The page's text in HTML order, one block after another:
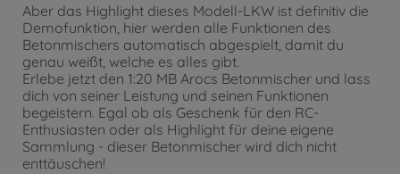
Aber das Highlight dieses Modell-LKW ist definitiv die
Demofunktion, hier werden alle Funktionen des
Betonmischers automatisch abgespielt, damit du
genau weißt, welche es alles gibt.
Erlebe jetzt den 1:20 MB Arocs Betonmischer und lass
dich von seiner Leistung und seinen Funktionen
begeistern. Egal ob als Geschenk für den RC-
Enthusiasten oder als Highlight für deine eigene
Sammlung - dieser Betonmischer wird dich nicht
enttäuschen!